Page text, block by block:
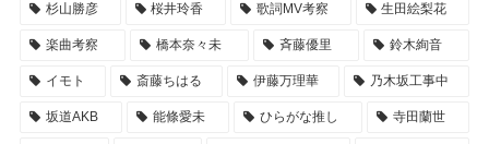
杉山勝彦 桜井玲香 歌詞MV考察 生田絵梨花
楽曲考察 橋本奈々未 斉藤優里 鈴木絢音
イモト 斎藤ちはる 伊藤万理華 乃木坂工事中
坂道AKB 能條愛未 ひらがな推し 寺田蘭世